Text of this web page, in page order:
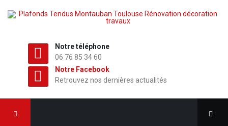
Notre téléphone
06 76 85 34 60
Notre Facebook
Retrouvez nos dernières actualités